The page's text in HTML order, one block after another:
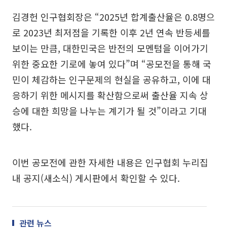
김경헌 인구협회장은 “2025년 합계출산율은 0.8명으
로 2023년 최저점을 기록한 이후 2년 연속 반등세를
보이는 만큼, 대한민국은 반전의 모멘텀을 이어가기
위한 중요한 기로에 놓여 있다”며 “공모전을 통해 국
민이 체감하는 인구문제의 현실을 공유하고, 이에 대
응하기 위한 메시지를 확산함으로써 출산율 지속 상
승에 대한 희망을 나누는 계기가 될 것”이라고 기대
했다.
이번 공모전에 관한 자세한 내용은 인구협회 누리집
내 공지(새소식) 게시판에서 확인할 수 있다.
관련 뉴스